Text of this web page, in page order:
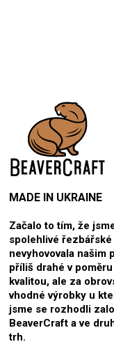
MADE IN UKRAINE
Začalo to tím, že
spolehlivé
nevyhovovala našim
příliš drahé v
kvalitou, ale za
vhodné výrobky u
jsme se rozhodli
BeaverCraft a ve
trh.